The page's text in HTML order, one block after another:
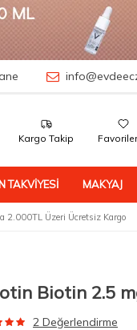
Kargo Takip
TAKVIYESI MAKYAJ
2.000TL Üzeri Ücretsiz Kargo
Biotin 2.5
2 Değerlendirme